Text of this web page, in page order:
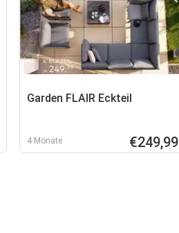
Garden FLAIR Eckteil
4 Monate €249,99